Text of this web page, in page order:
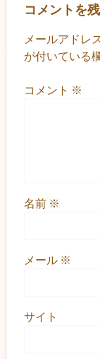
コメントを
メールアドレ
が付いている
コメント ※
名前 ※
メール ※
サイト